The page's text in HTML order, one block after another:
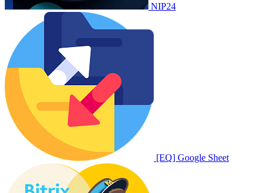
NIP24
[EQ] Google Sheet